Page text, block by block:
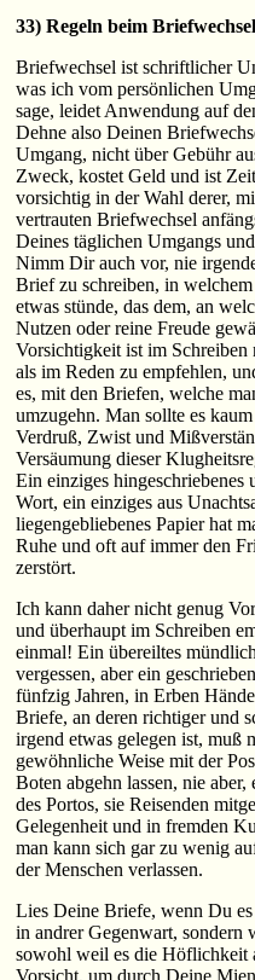
33) Regeln beim
Briefwechsel ist schriftlicher
was ich vom persönlichen
sage, leidet Anwendung auf
Dehne also Deinen
Umgang, nicht über Gebühr
Zweck, kostet Geld und ist
vorsichtig in der Wahl derer,
vertrauten Briefwechsel
Deines täglichen Umgangs
Nimm Dir auch vor, nie
Brief zu schreiben, in
etwas stünde, das dem, an
Nutzen oder reine Freude
Vorsichtigkeit ist im
als im Reden zu empfehlen,
es, mit den Briefen, welche
umzugehn. Man sollte es
Verdruß, Zwist und
Versäumung dieser
Ein einziges hingeschriebenes
Wort, ein einziges aus
liegengebliebenes Papier hat
Ruhe und oft auf immer den
zerstört.
Ich kann daher nicht genug
und überhaupt im Schreiben
einmal! Ein übereiltes
vergessen, aber ein
fünfzig Jahren, in Erben
Briefe, an deren richtiger und
irgend etwas gelegen ist, muß
gewöhnliche Weise mit der
Boten abgehn lassen, nie
des Portos, sie Reisenden
Gelegenheit und in fremden
man kann sich gar zu wenig
der Menschen verlassen.
Lies Deine Briefe, wenn Du
in andrer Gegenwart, sondern
sowohl weil es die Höflichkeit
Vorsicht, um durch Deine